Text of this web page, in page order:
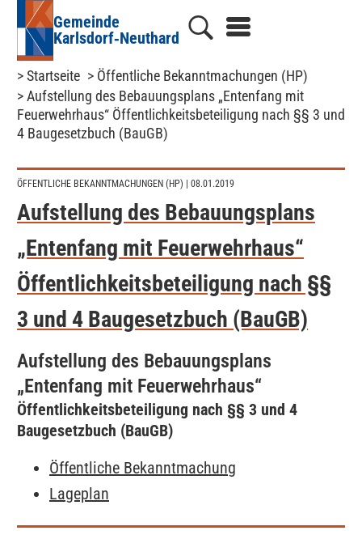
Gemeinde
Karlsdorf‑Neuthard
> Startseite > Öffentliche Bekanntmachungen (HP)
> Aufstellung des Bebauungsplans „Entenfang mit
Feuerwehrhaus“ Öffentlichkeitsbeteiligung nach §§ 3 und
4 Baugesetzbuch (BauGB)
ÖFFENTLICHE BEKANNTMACHUNGEN (HP) | 08.01.2019
Aufstellung des Bebauungsplans
„Entenfang mit Feuerwehrhaus“
Öffentlichkeitsbeteiligung nach §§
3 und 4 Baugesetzbuch (BauGB)
Aufstellung des Bebauungsplans
„Entenfang mit Feuerwehrhaus“
Öffentlichkeitsbeteiligung nach §§ 3 und 4
Baugesetzbuch (BauGB)
Öffentliche Bekanntmachung
Lageplan